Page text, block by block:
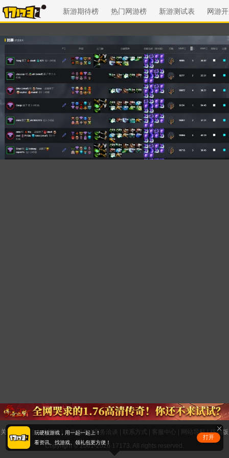
新游期待榜 热门网游榜 新游测试表 网游
关于17173 |人才招聘 广告服务|商务洽谈 联系方式 客服中心 网站导航|移动版
Copyright © 2001-2026 17173. All rights reserved.
玩硬核游戏，用一起一起上！
看资讯、找游戏、领礼包更方便！
打开